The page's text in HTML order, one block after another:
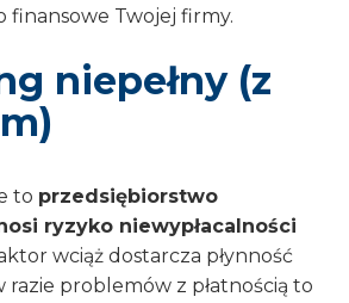
finansowe Twojej firmy.
niepełny (z
to przedsiębiorstwo
ryzyko niewypłacalności
wciąż dostarcza płynność
razie problemów z płatnością to